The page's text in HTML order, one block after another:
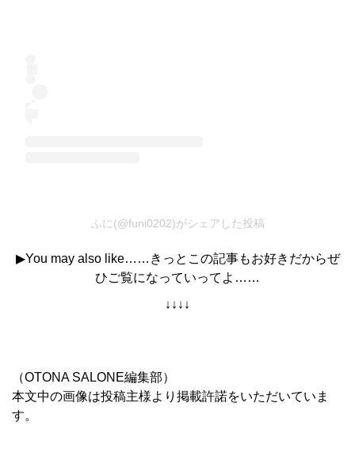
ふに(@funi0202)がシェアした投稿
▶You may also like…… きっとこの記事もお好きだからぜ
ひご覧になっていってよ ……
↓↓↓↓
（OTONA SALONE編集部）
本文中の画像は投稿主様より掲載許諾をいただいていま
す。